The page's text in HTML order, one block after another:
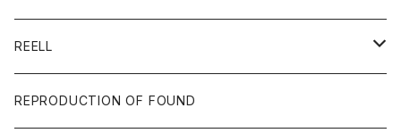
ロングスリーブＴシャツ
Tシャツ
帽子
グッズ
靴
トップス
キーホルダー
財布
REELL
パンツ
REPRODUCTION OF FOUND